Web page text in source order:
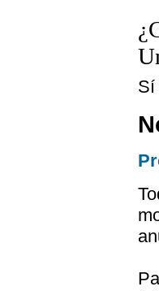
Sí